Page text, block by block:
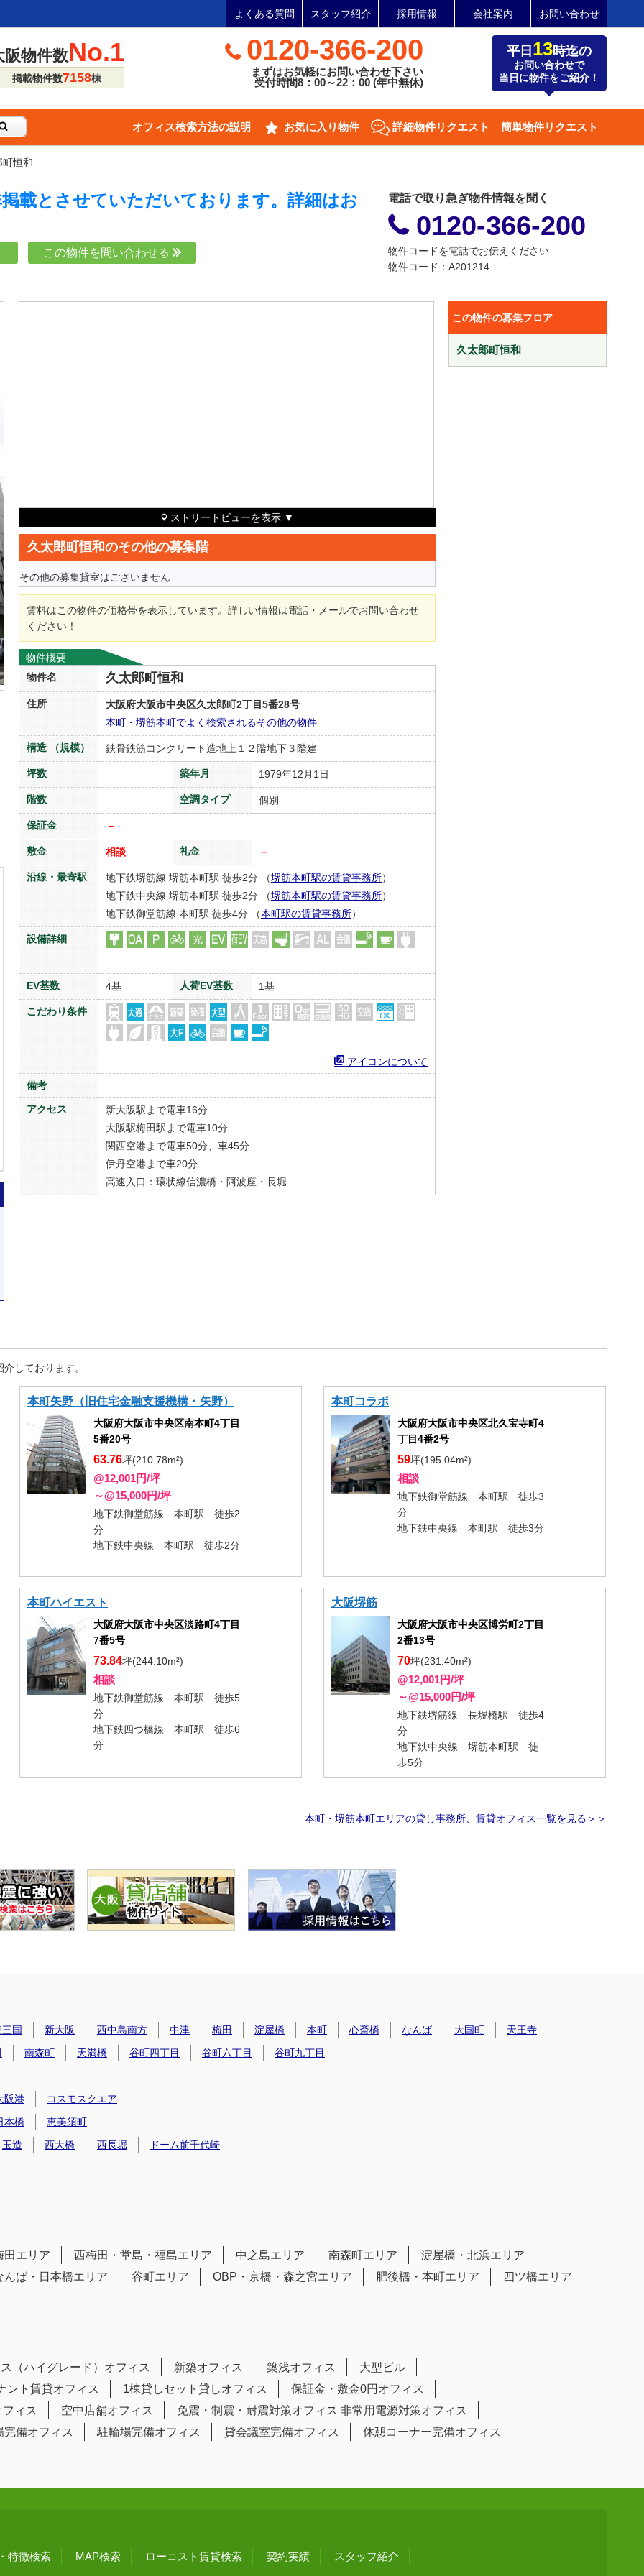
よくある質問 スタッフ紹介 採用情報 会社案内 お問い合わせ
阪物件数No.1
掲載物件数7158棟
0120-366-200
まずはお気軽にお問い合わせ下さい
受付時間8：00～22：00 (年中無休)
平日 13時迄の
お問い合わせで
当日に物件をご紹介！
オフィス検索方法の説明 お気に入り物件 詳細物件リクエスト 簡単物件リクエスト
恒和
載とさせていただいております。詳細はお
この物件を問い合わせる
電話で取り急ぎ物件情報を聞く
0120-366-200
物件コードを電話でお伝えください
物件コード：A201214
ストリートビューを表示 ▼
久太郎町恒和のその他の募集階
その他の募集貸室はございません
賃料はこの物件の価格帯を表示しています。詳しい情報は電話・メールでお問い合わせ
ください！
物件概要
物件名
久太郎町恒和
住所
大阪府大阪市中央区久太郎町2丁目5番28号
本町・堺筋本町でよく検索されるその他の物件
構造 （規模） 鉄骨鉄筋コンクリート造地上１２階地下３階建
坪数 築年月 1979年12月1日
階数 空調タイプ 個別
保証金 －
敷金 相談 礼金 －
沿線・最寄駅 地下鉄堺筋線 堺筋本町駅 徒歩2分 （堺筋本町駅の賃貸事務所）
地下鉄中央線 堺筋本町駅 徒歩2分 （堺筋本町駅の賃貸事務所）
地下鉄御堂筋線 本町駅 徒歩4分 （本町駅の賃貸事務所）
設備詳細
EV基数 4基 人荷EV基数 1基
こだわり条件
アイコンについて
備考
アクセス
新大阪駅まで電車16分
大阪駅梅田駅まで電車10分
関西空港まで電車50分、車45分
伊丹空港まで車20分
高速入口：環状線信濃橋・阿波座・長堀
この物件の募集フロア
久太郎町恒和
しております。
本町矢野（旧住宅金融支援機構・矢野）
大阪府大阪市中央区南本町4丁目
5番20号
63.76坪(210.78m²)
@12,001円/坪
～@15,000円/坪
地下鉄御堂筋線 本町駅 徒歩2
分
地下鉄中央線 本町駅 徒歩2分
本町コラボ
大阪府大阪市中央区北久宝寺町4
丁目4番2号
59坪(195.04m²)
相談
地下鉄御堂筋線 本町駅 徒歩3
分
地下鉄中央線 本町駅 徒歩3分
本町ハイエスト
大阪府大阪市中央区淡路町4丁目
7番5号
73.84坪(244.10m²)
相談
地下鉄御堂筋線 本町駅 徒歩5
分
地下鉄四つ橋線 本町駅 徒歩6
分
大阪堺筋
大阪府大阪市中央区博労町2丁目
2番13号
70坪(231.40m²)
@12,001円/坪
～@15,000円/坪
地下鉄堺筋線 長堀橋駅 徒歩4
分
地下鉄中央線 堺筋本町駅 徒
歩5分
本町・堺筋本町エリアの貸し事務所、賃貸オフィス一覧を見る＞＞
国 新大阪 西中島南方 中津 梅田 淀屋橋 本町 心斎橋 なんば 大国町
天王寺
南森町 天満橋 谷町四丁目 谷町六丁目 谷町九丁目
阪港
コスモスクエア
本橋
恵美須町
玉造
西大橋 西長堀 ドーム前千代崎
田エリア 西梅田・堂島・福島エリア 中之島エリア 南森町エリア
淀屋橋・北浜エリア
んば・日本橋エリア
谷町エリア OBP・京橋・森之宮エリア 肥後橋・本町エリア 四ツ橋エリア
（ハイグレード）オフィス 新築オフィス 築浅オフィス
大型ビル
ント賃貸オフィス
1棟貸しセット貸しオフィス
保証金・敷金0円オフィス
ィス
空中店舗オフィス 免震・制震・耐震対策オフィス 非常用電源対策オフィス
完備オフィス
駐輪場完備オフィス 貸会議室完備オフィス 休憩コーナー完備オフィス
特徴検索 MAP検索 ローコスト賃貸検索 契約実績 スタッフ紹介